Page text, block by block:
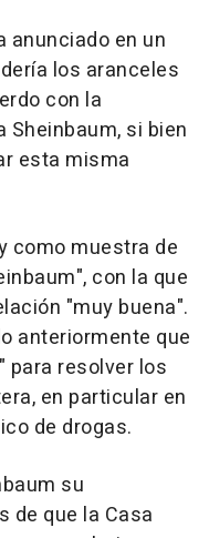
anunciado en un
los aranceles
con la
Sheinbaum, si bien
esta misma
como muestra de
con la que
"muy buena".
anteriormente que
para resolver los
en particular en
de drogas.
su
de que la Casa